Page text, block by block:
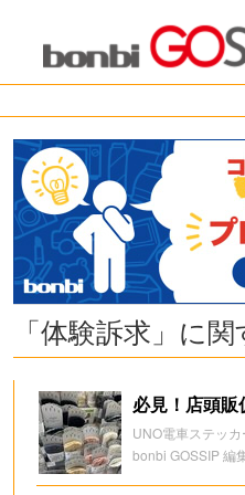
「体験訴求」に
必見！店頭
UNO電車ステッ
bonbi GOSSIP 編